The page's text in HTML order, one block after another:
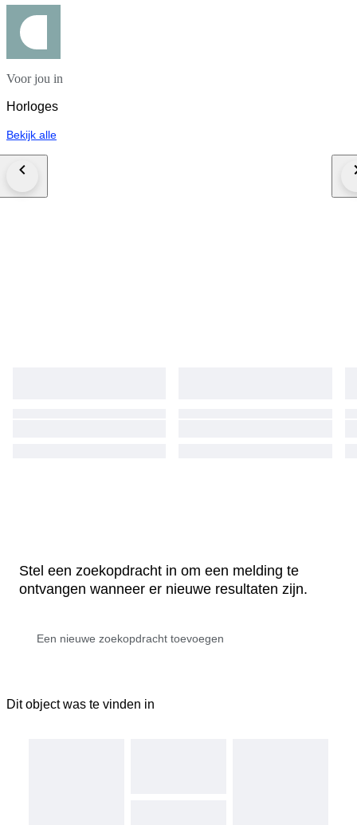
Voor jou in
Horloges
Bekijk alle
Stel een zoekopdracht in om een melding te
ontvangen wanneer er nieuwe resultaten zijn.
Dit object was te vinden in